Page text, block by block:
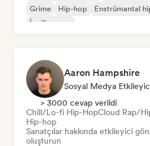
Grime
Hip-hop Enstrümantal
İngilizce rap
Aaron Hampshire
Sosyal Medya
> 3000 cevap verildi
Chill/Lo-fi Hip-HopCloud Rap/
Hip-hop
Sanatçılar hakkında etkileyici
oluşturun